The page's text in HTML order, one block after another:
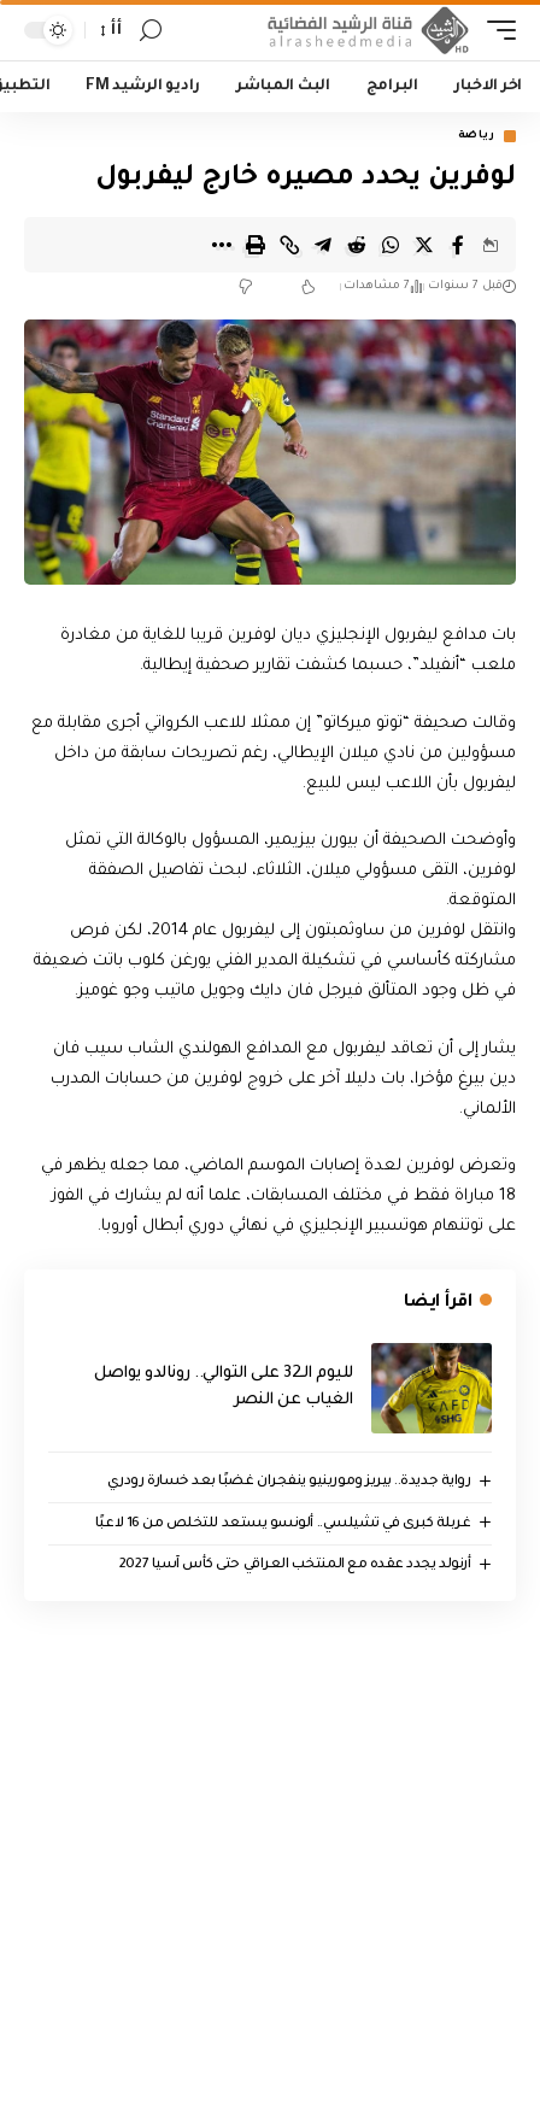
أأ
اخر الاخبار البرامج البث المباشر راديو الرشيد FM
رياضة
لوفرين يحدد مصيره خارج ليفربول
قبل 7 سنوات 7 مشاهدات
بات مدافع ليفربول الإنجليزي ديان لوفرين قريبا للغاية من مغادرة
ملعب “أنفيلد”، حسبما كشفت تقارير صحفية إيطالية.
وقالت صحيفة “توتو ميركاتو” إن ممثلا للاعب الكرواتي أجرى مقابلة مع
مسؤولين من نادي ميلان الإيطالي، رغم تصريحات سابقة من داخل
ليفربول بأن اللاعب ليس للبيع.
وأوضحت الصحيفة أن بيورن بيزيمير، المسؤول بالوكالة التي تمثل
لوفرين، التقى مسؤولي ميلان، الثلاثاء، لبحث تفاصيل الصفقة
المتوقعة.
وانتقل لوفرين من ساوثمبتون إلى ليفربول عام 2014، لكن فرص
مشاركته كأساسي في تشكيلة المدير الفني يورغن كلوب باتت ضعيفة
في ظل وجود المتألق فيرجل فان دايك وجويل ماتيب وجو غوميز.
يشار إلى أن تعاقد ليفربول مع المدافع الهولندي الشاب سيب فان
دين بيرغ مؤخرا، بات دليلا آخر على خروج لوفرين من حسابات المدرب
الألماني.
وتعرض لوفرين لعدة إصابات الموسم الماضي، مما جعله يظهر في
18 مباراة فقط في مختلف المسابقات، علما أنه لم يشارك في الفوز
على توتنهام هوتسبير الإنجليزي في نهائي دوري أبطال أوروبا.
اقرأ ايضا
لليوم الـ32 على التوالي.. رونالدو يواصل
الغياب عن النصر
رواية جديدة.. بيريز ومورينيو ينفجران غضبًا بعد خسارة رودري
غربلة كبرى في تشيلسي.. ألونسو يستعد للتخلص من 16 لاعبًا
أرنولد يجدد عقده مع المنتخب العراقي حتى كأس آسيا 2027